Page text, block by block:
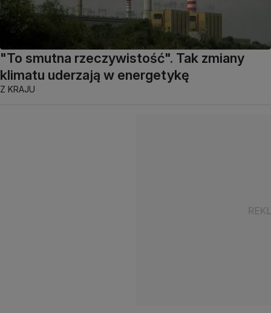
"To smutna rzeczywistość". Tak zmiany
klimatu uderzają w energetykę
Z KRAJU